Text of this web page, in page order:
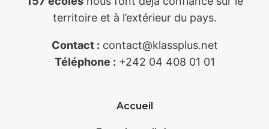
territoire et à l’extérieur du pays.
Contact : contact@klassplus.net
Téléphone : +242 04 408 01 01
Accueil